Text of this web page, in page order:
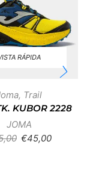
RÁPIDA
, Trail
KUBOR 2228
JOMA
€45,00